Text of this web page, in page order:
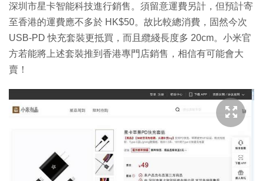
深圳市星卡智能科技進行銷售。須留意運費另計，但預計寄
至香港的運費應不多於 HK$50。故比較總消費，固然今次
USB-PD 快充套裝更抵買，而且纜綫長度多 20cm。小米官
方若能將上述套裝推到香港專門店銷售，相信有可能會大
賣！